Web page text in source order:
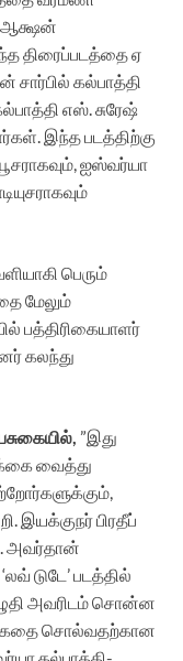
ஆக்ஷன்
திரைப்படத்தை ஏ
கல்பாத்தி
எஸ். சுரேஷ்
இந்த படத்திற்கு
ஐஸ்வர்யா
பெரும்
மேலும்
பத்திரிகையாளர்
கலந்து
”இது
வைத்து
இயக்குநர் பிரதீப்
அவர்தான்
டுடே’ படத்தில்
அவரிடம் சொன்ன
கதை சொல்வதற்கான